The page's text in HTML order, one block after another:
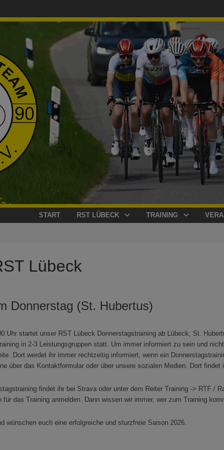
START RST LÜBECK TRAINING
Lübeck
Donnerstag (St. Hubertus)
Uhr startet unser RST Lübeck Donnerstagstraining ab Lübeck, St.
in 2-3 Leistungsgruppen statt. Um immer informiert zu sein und
Dort werdet ihr immer rechtzeitig informiert, wenn ein
über das Kontaktformular oder über unsere sozialen Medien. Dort findet
findet ihr bei Strava oder unter dem Reiter Training -> RTF
für das Training anmelden. Dann wissen wir immer, wer zum Training
wünschen euch eine erfolgreiche und sturzfreie Saison 2026.